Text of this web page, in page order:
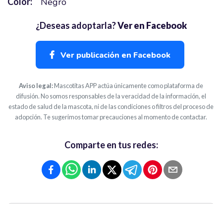
¿Deseas adoptarla?Ver en Facebook
Ver publicación en Facebook
Aviso legal:Mascotitas APP actúa únicamente como plataforma de
difusión. No somos responsables de la veracidad de la información, el
estado de salud de la mascota, ni de las condiciones o filtros del proceso de
adopción. Te sugerimos tomar precauciones al momento de contactar.
Comparte en tus redes: